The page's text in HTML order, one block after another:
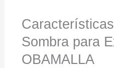
Sombra para
OBAMALLA